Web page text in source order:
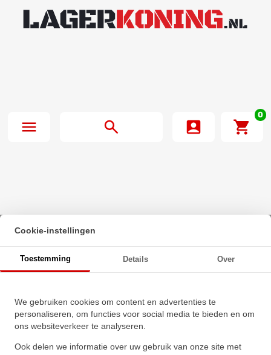
0
Beginpagina·
Zeskanttapbout Deeldraad DIN 931 M20x270mm 10.9
Onbehandeld
Cookie-instellingen
Toestemming Details Over
We gebruiken cookies om content en advertenties te
personaliseren, om functies voor social media te bieden en om
ons websiteverkeer te analyseren.
Ook delen we informatie over uw gebruik van onze site met
Zeskanttapbout Deeldraad DIN
931 M20x270mm 10.9
Onbehandeld